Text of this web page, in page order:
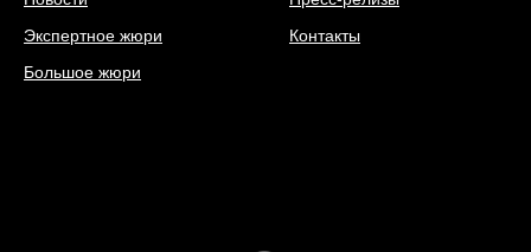
Экспертное жюри
Большое жюри
Контакты